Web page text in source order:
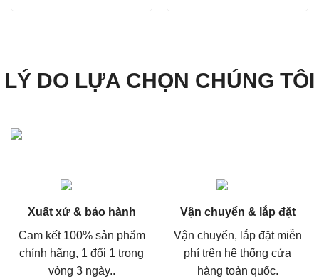
LÝ DO LỰA CHỌN CHÚNG TÔI
Xuất xứ & bảo hành
Cam kết 100% sản phẩm
chính hãng, 1 đổi 1 trong
vòng 3 ngày..
Vận chuyển & lắp đặt
Vận chuyển, lắp đặt miễn
phí trên hệ thống cửa
hàng toàn quốc.